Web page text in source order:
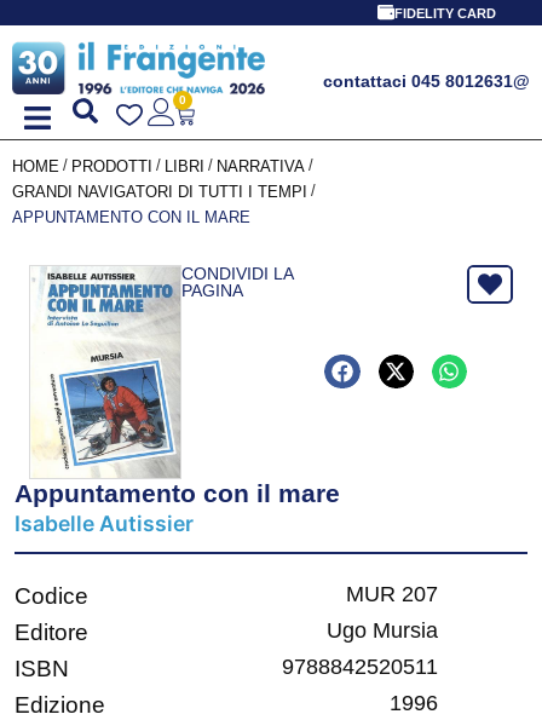
FIDELITY CARD
contattaci 045 8012631@
0
HOME / PRODOTTI / LIBRI / NARRATIVA /
GRANDI NAVIGATORI DI TUTTI I TEMPI /
APPUNTAMENTO CON IL MARE
CONDIVIDI LA
PAGINA
Appuntamento con il mare
Isabelle Autissier
Codice MUR 207
Editore Ugo Mursia
ISBN 9788842520511
Edizione 1996